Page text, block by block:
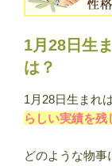
1月28日生
は？
1月28日生まれ
らしい実績を残
どのような物事